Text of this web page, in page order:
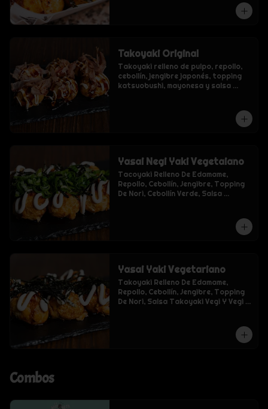
Takoyaki Original
Takoyaki relleno de pulpo, repollo,
cebollín, jengibre japonés, topping
katsuobushi, mayonesa y salsa
Yasai Negi Yaki Vegetaiano
Tacoyaki Relleno De Edamame,
Repollo, Cebollín, Jengibre, Topping
De Nori, Cebollín Verde, Salsa
Yasai Yaki Vegetariano
Takoyaki Relleno De Edamame,
Repollo, Cebollín, Jengibre, Topping
De Nori, Salsa Takoyaki Vegi Y Vegi
Combos